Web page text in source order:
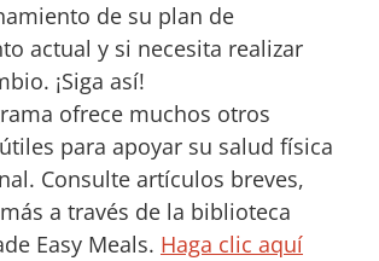
de su plan de
actual y si necesita realizar
¡Siga así!
ofrece muchos otros
para apoyar su salud física
Consulte artículos breves,
a través de la biblioteca
Easy Meals. Haga clic aquí